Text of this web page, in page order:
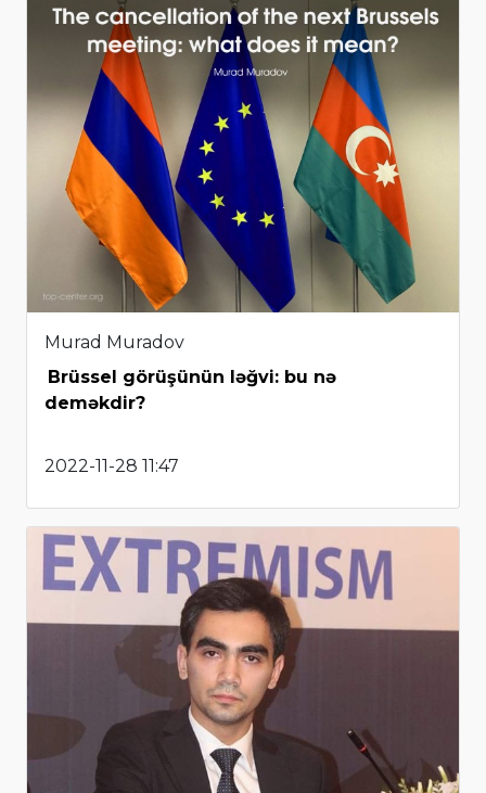
Murad Muradov
Brüssel görüşünün ləğvi: bu nə
deməkdir?
2022-11-28 11:47